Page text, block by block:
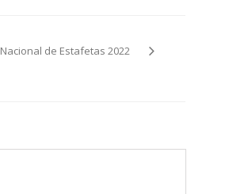
de Estafetas 2022